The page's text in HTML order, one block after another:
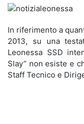
In riferimento a
2013, su una
Leonessa SSD
Slay” non esiste e
Staff Tecnico e